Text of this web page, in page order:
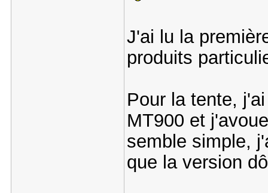
J'ai lu la
produits
Pour la tente,
MT900 et
semble simple,
que la version